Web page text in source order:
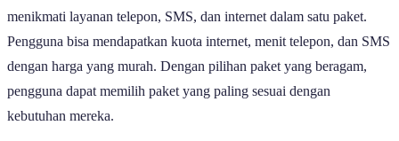
menikmati layanan telepon, SMS, dan internet dalam satu paket.
Pengguna bisa mendapatkan kuota internet, menit telepon, dan SMS
dengan harga yang murah. Dengan pilihan paket yang beragam,
pengguna dapat memilih paket yang paling sesuai dengan
kebutuhan mereka.